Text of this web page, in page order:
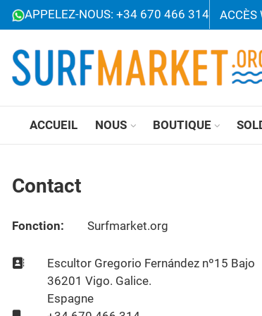
APPELEZ-NOUS: +34 670 466 314 ACCÈS
ACCUEIL NOUS BOUTIQUE
Contact
Fonction: Surfmarket.org
Adresse:Escultor Gregorio Fernández nº15 Bajo
36201 Vigo. Galice.
Espagne